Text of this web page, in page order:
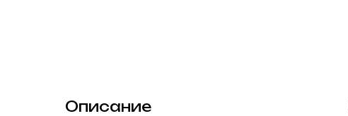
Описание